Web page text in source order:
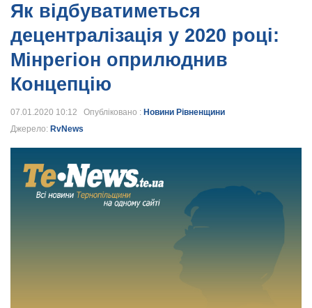
Як відбуватиметься
децентралізація у 2020 році:
Мінрегіон оприлюднив
Концепцію
07.01.2020 10:12 Опубліковано : Новини Рівненщини
Джерело: RvNews